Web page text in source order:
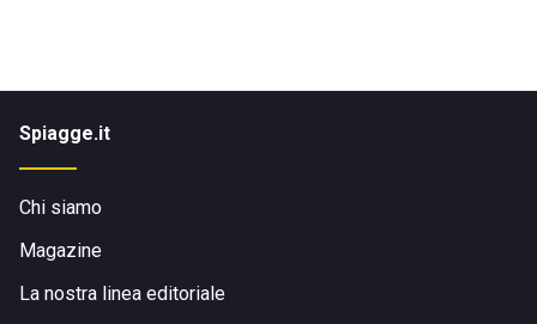
Spiagge.it
Chi siamo
Magazine
La nostra linea editoriale